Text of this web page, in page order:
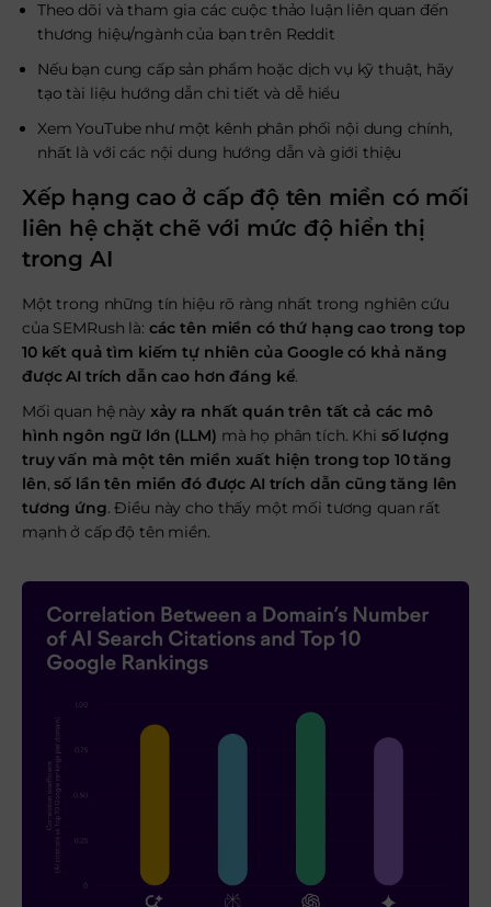
Theo dõi và tham gia các cuộc thảo luận liên quan đến
thương hiệu/ngành của bạn trên Reddit
Nếu bạn cung cấp sản phẩm hoặc dịch vụ kỹ thuật, hãy
tạo tài liệu hướng dẫn chi tiết và dễ hiểu
Xem YouTube như một kênh phân phối nội dung chính,
nhất là với các nội dung hướng dẫn và giới thiệu
Xếp hạng cao ở cấp độ tên miền có mối
liên hệ chặt chẽ với mức độ hiển thị
trong AI
Một trong những tín hiệu rõ ràng nhất trong nghiên cứu
của SEMRush là: các tên miền có thứ hạng cao trong top
10 kết quả tìm kiếm tự nhiên của Google có khả năng
được AI trích dẫn cao hơn đáng kể.
Mối quan hệ này xảy ra nhất quán trên tất cả các mô
hình ngôn ngữ lớn (LLM) mà họ phân tích. Khi số lượng
truy vấn mà một tên miền xuất hiện trong top 10 tăng
lên,số lần tên miền đó được AI trích dẫn cũng tăng lên
tương ứng. Điều này cho thấy một mối tương quan rất
mạnh ở cấp độ tên miền.